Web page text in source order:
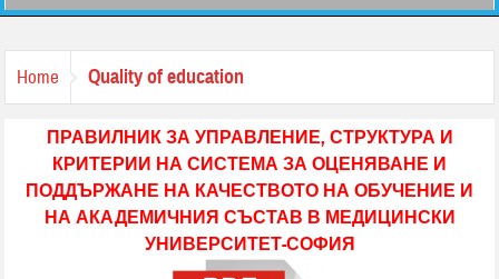
Home Quality of education
ПРАВИЛНИК ЗА УПРАВЛЕНИЕ, СТРУКТУРА И
КРИТЕРИИ НА СИСТЕМА ЗА ОЦЕНЯВАНЕ И
ПОДДЪРЖАНЕ НА КАЧЕСТВОТО НА ОБУЧЕНИЕ И
НА АКАДЕМИЧНИЯ СЪСТАВ В МЕДИЦИНСКИ
УНИВЕРСИТЕТ-СОФИЯ